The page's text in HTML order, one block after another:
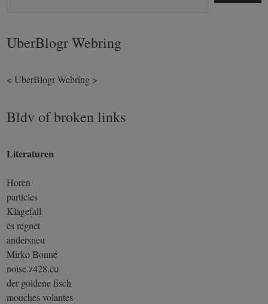
UberBlogr Webring
< UberBlogr Webring >
Bldv of broken links
Literaturen
Horen
particles
Klagefall
es regnet
andersneu
Mirko Bonné
noise.z428.eu
der goldene fisch
mouches volantes